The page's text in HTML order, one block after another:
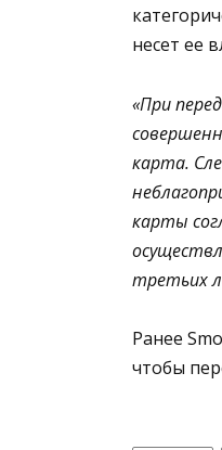
несет ее
«При
карта.
карты
третьих
Ранее
чтобы